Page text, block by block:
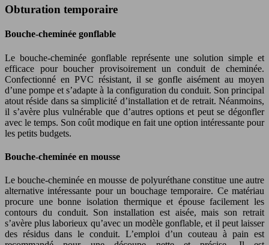
Obturation temporaire
Bouche-cheminée gonflable
Le bouche-cheminée gonflable représente une solution simple et
efficace pour boucher provisoirement un conduit de cheminée.
Confectionné en PVC résistant, il se gonfle aisément au moyen
d’une pompe et s’adapte à la configuration du conduit. Son principal
atout réside dans sa simplicité d’installation et de retrait. Néanmoins,
il s’avère plus vulnérable que d’autres options et peut se dégonfler
avec le temps. Son coût modique en fait une option intéressante pour
les petits budgets.
Bouche-cheminée en mousse
Le bouche-cheminée en mousse de polyuréthane constitue une autre
alternative intéressante pour un bouchage temporaire. Ce matériau
procure une bonne isolation thermique et épouse facilement les
contours du conduit. Son installation est aisée, mais son retrait
s’avère plus laborieux qu’avec un modèle gonflable, et il peut laisser
des résidus dans le conduit. L’emploi d’un couteau à pain est